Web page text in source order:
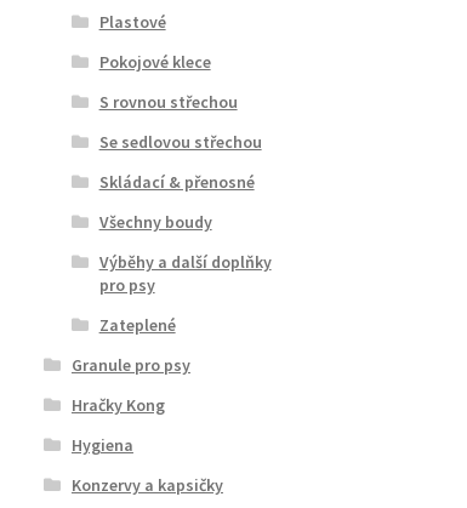
Plastové
Pokojové klece
S rovnou střechou
Se sedlovou střechou
Skládací & přenosné
Všechny boudy
Výběhy a další doplňky
pro psy
Zateplené
Granule pro psy
Hračky Kong
Hygiena
Konzervy a kapsičky